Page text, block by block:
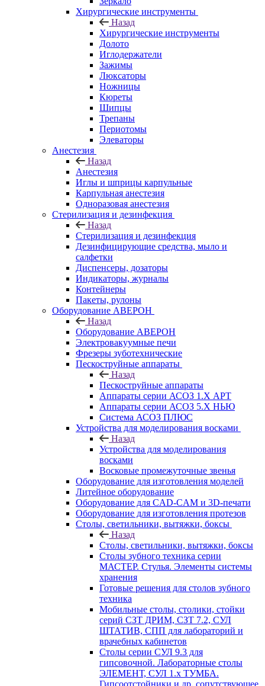
Хирургические инструменты
Назад
Хирургические инструменты
Долото
Иглодержатели
Зажимы
Люксаторы
Ножницы
Кюреты
Шипцы
Трепаны
Периотомы
Элеваторы
Анестезия
Назад
Анестезия
Иглы и шприцы карпульные
Карпульная анестезия
Одноразовая анестезия
Стерилизация и дезинфекция
Назад
Стерилизация и дезинфекция
Дезинфицирующие средства, мыло и
салфетки
Диспенсеры, дозаторы
Индикаторы, журналы
Контейнеры
Пакеты, рулоны
Оборудование АВЕРОН
Назад
Оборудование АВЕРОН
Электровакуумные печи
Фрезеры зуботехнические
Пескоструйные аппараты
Назад
Пескоструйные аппараты
Аппараты серии АСОЗ 1.Х АРТ
Аппараты серии АСОЗ 5.Х НЬЮ
Система АСОЗ ПЛЮС
Устройства для моделирования восками
Назад
Устройства для моделирования
восками
Восковые промежуточные звенья
Оборудование для изготовления моделей
Литейное оборудование
Оборудование для CAD-CAM и 3D-печати
Оборудование для изготовления протезов
Cтолы, светильники, вытяжки, боксы
Назад
Cтолы, светильники, вытяжки, боксы
Столы зубного техника серии
МАСТЕР. Стулья. Элементы системы
хранения
Готовые решения для столов зубного
техника
Мобильные столы, столики, стойки
серий СЗТ ДРИМ, СЗТ 7.2, СУЛ
ШТАТИВ, СПП для лабораторий и
врачебных кабинетов
Столы серии СУЛ 9.3 для
гипсовочной. Лабораторные столы
ЭЛЕМЕНТ, СУЛ 1.х ТУМБА.
Гипсоотстойники и др. сопутствующее